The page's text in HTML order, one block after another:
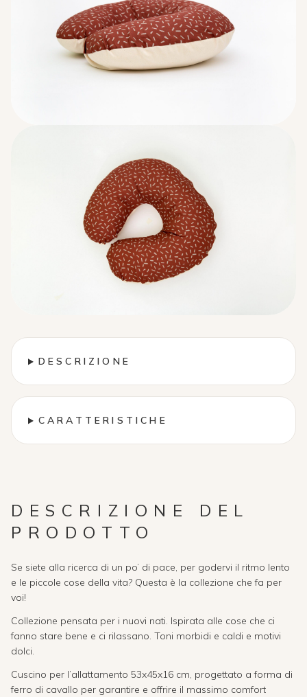
DESCRIZIONE
CARATTERISTICHE
DESCRIZIONE DEL
PRODOTTO
Se siete alla ricerca di un po’ di pace, per godervi il ritmo lento
e le piccole cose della vita? Questa è la collezione che fa per
voi!
Collezione pensata per i nuovi nati. Ispirata alle cose che ci
fanno stare bene e ci rilassano. Toni morbidi e caldi e motivi
dolci.
Cuscino per l’allattamento 53x45x16 cm, progettato a forma di
ferro di cavallo per garantire e offrire il massimo comfort